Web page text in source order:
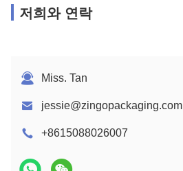
저희와 연락
Miss. Tan
jessie@zingopackaging.com
+8615088026007